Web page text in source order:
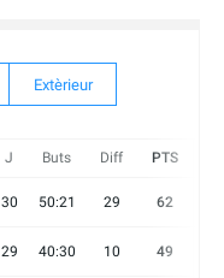
Extèrieur
J Buts Diff PTS
30 50:21 29 62
29 40:30 10 49